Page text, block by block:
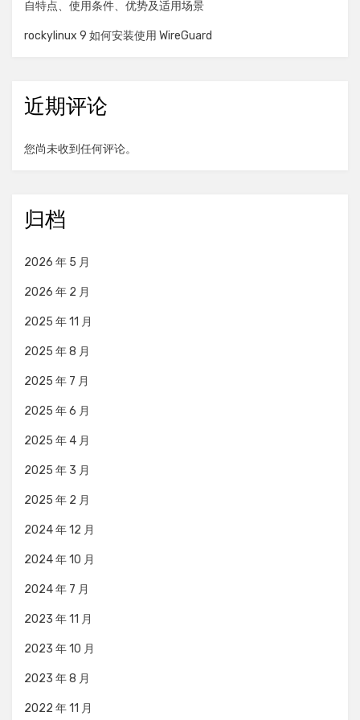
自特点、使用条件、优势及适用场景
rockylinux 9 如何安装使用 WireGuard
近期评论
您尚未收到任何评论。
归档
2026 年 5 月
2026 年 2 月
2025 年 11 月
2025 年 8 月
2025 年 7 月
2025 年 6 月
2025 年 4 月
2025 年 3 月
2025 年 2 月
2024 年 12 月
2024 年 10 月
2024 年 7 月
2023 年 11 月
2023 年 10 月
2023 年 8 月
2022 年 11 月